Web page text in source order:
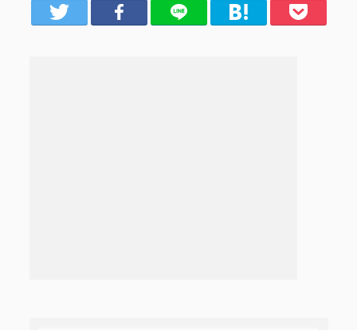
Facebook LINE はてブ Pocket